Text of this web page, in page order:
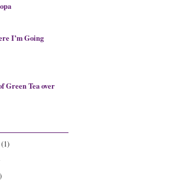
I’m Going
Green Tea over
(1)